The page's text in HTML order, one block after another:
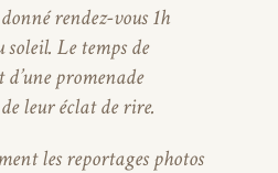
rendez-vous 1h
Le temps de
promenade
leur éclat de rire.
les reportages photos